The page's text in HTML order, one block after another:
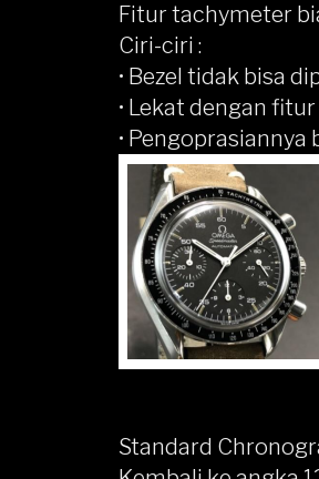
Fitur tachymeter
Ciri-ciri :
• Bezel tidak bisa
• Lekat dengan
•
Standard